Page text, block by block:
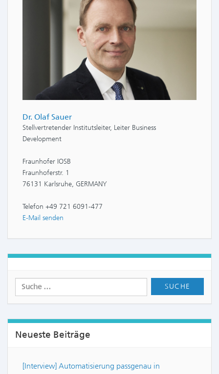
Dr. Olaf Sauer
Stellvertretender Institutsleiter, Leiter Business
Development
Fraunhofer IOSB
Fraunhoferstr. 1
76131 Karlsruhe, GERMANY
Telefon +49 721 6091-477
E-Mail senden
Neueste Beiträge
[Interview] Automatisierung passgenau in